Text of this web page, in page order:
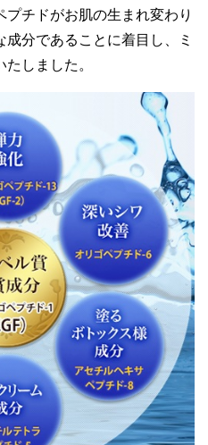
チドがお肌の生まれ変わり
成分であることに着目し、ミ
しました。